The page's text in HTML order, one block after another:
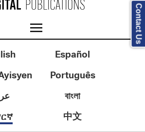
Español
Português
বাংলা
中文
Contact Us